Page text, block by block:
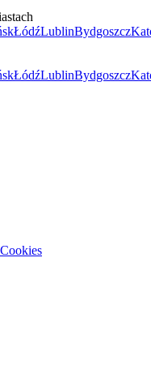
ŁódźLublinBydgoszcz
ŁódźLublinBydgoszcz